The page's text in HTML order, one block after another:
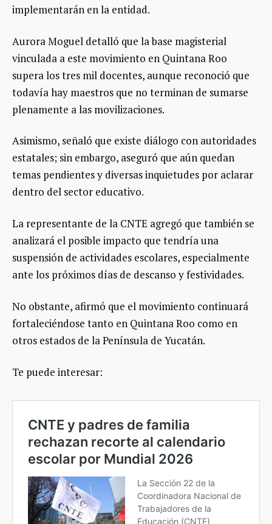
implementarán en la entidad.
Aurora Moguel detalló que la base magisterial
vinculada a este movimiento en Quintana Roo
supera los tres mil docentes, aunque reconoció que
todavía hay maestros que no terminan de sumarse
plenamente a las movilizaciones.
Asimismo, señaló que existe diálogo con autoridades
estatales; sin embargo, aseguró que aún quedan
temas pendientes y diversas inquietudes por aclarar
dentro del sector educativo.
La representante de la CNTE agregó que también se
analizará el posible impacto que tendría una
suspensión de actividades escolares, especialmente
ante los próximos días de descanso y festividades.
No obstante, afirmó que el movimiento continuará
fortaleciéndose tanto en Quintana Roo como en
otros estados de la Península de Yucatán.
Te puede interesar: